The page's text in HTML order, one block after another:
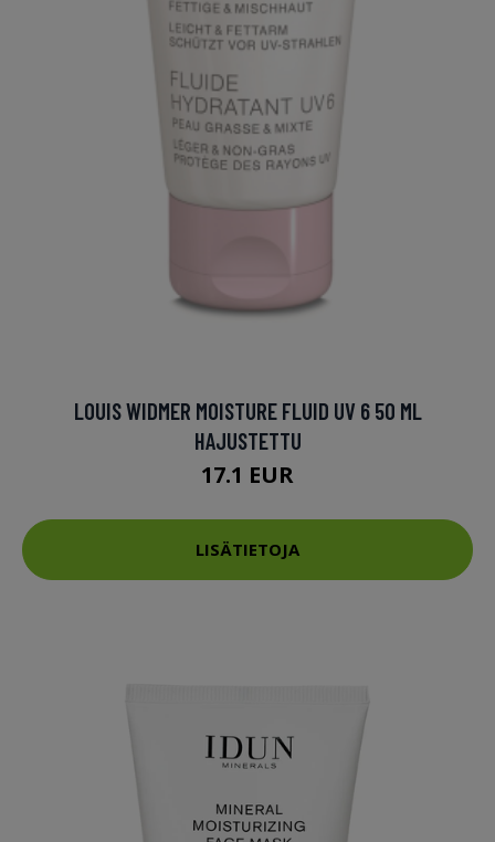
LOUIS WIDMER MOISTURE FLUID UV 6 50 ML
HAJUSTETTU
17.1 EUR
LISÄTIETOJA